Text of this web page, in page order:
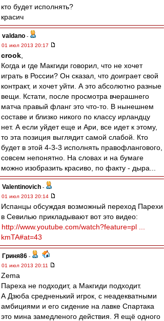
кто будет исполнять?
красич
valdano -
01 июл 2013 20:17
crook
Когда и где Макгиди говорил, что не хочет
играть в России? Он сказал, что доиграет свой
контракт, и хочет уйти. А это абсолютно разные
вещи. Кстати, после просмотра вчерашнего
матча правый фланг это что-то. В нынешнем
составе и близко никого по классу ирландцу
нет. А если уйдет еще и Ари, все идет к этому,
то эта позиция выглядит самой слабой. Кто
будет в этой 4-3-3 исполнять правофлангового,
совсем непонятно. На словах и на бумаге
можно изобразить красиво, по факту - дыра...
Valentinovich -
01 июл 2013 20:14
Испанцы обсуждая возможный переход Парехи
в Севилью прикладывают вот это видео:
http://www.youtube.com/watch?feature=pl ...
kmTA#at=43
Гриня86 -
01 июл 2013 20:11
Zema
Пареха не подходит, а Макгиди подходит.
А Дзюба средненький игрок, с неадекватными
амбициями и его сидение на лавке Спартака
это мина замедленого действия. Я ещё одного